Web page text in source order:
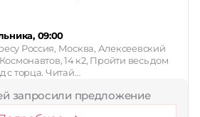
09:00
Россия, Москва, Алексеевский
14 к2, Пройти весь дом
с торца. Читай…
запросили предложение